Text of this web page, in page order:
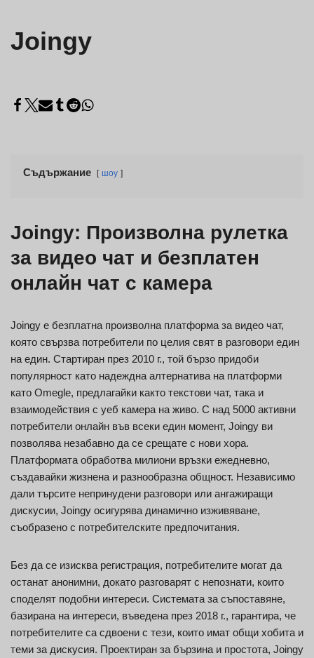
Joingy
Съдържание шоу
Joingy: Произволна рулетка
за видео чат и безплатен
онлайн чат с камера
Joingy е безплатна произволна платформа за видео чат,
която свързва потребители по целия свят в разговори един
на един. Стартиран през 2010 г., той бързо придоби
популярност като надеждна алтернатива на платформи
като Omegle, предлагайки както текстови чат, така и
взаимодействия с уеб камера на живо. С над 5000 активни
потребители онлайн във всеки един момент, Joingy ви
позволява незабавно да се срещате с нови хора.
Платформата обработва милиони връзки ежедневно,
създавайки жизнена и разнообразна общност. Независимо
дали търсите непринудени разговори или ангажиращи
дискусии, Joingy осигурява динамично изживяване,
съобразено с потребителските предпочитания.
Без да се изисква регистрация, потребителите могат да
останат анонимни, докато разговарят с непознати, които
споделят подобни интереси. Системата за съпоставяне,
базирана на интереси, въведена през 2018 г., гарантира, че
потребителите са сдвоени с тези, които имат общи хобита и
теми за дискусия. Проектиран за бързина и простота, Joingy